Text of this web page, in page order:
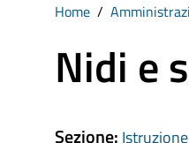
Home
Nidi e
Sezione: